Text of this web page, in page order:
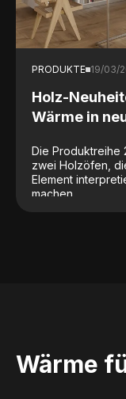
PRODUKTE 19/03/
Holz-
Wärme in
Die Produktreihe
zwei Holzöfen,
Element
machen.
Wärme